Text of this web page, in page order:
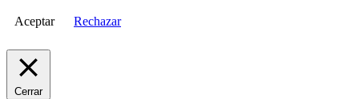
Aceptar Rechazar
Cerrar